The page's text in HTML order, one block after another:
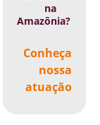
na
Amazônia?
Conheça
nossa
atuação